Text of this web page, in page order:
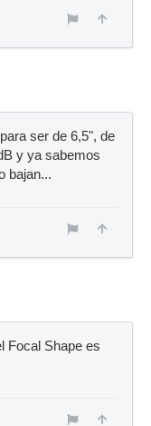
ser de 6,5", de
y ya sabemos
bajan...
Focal Shape es